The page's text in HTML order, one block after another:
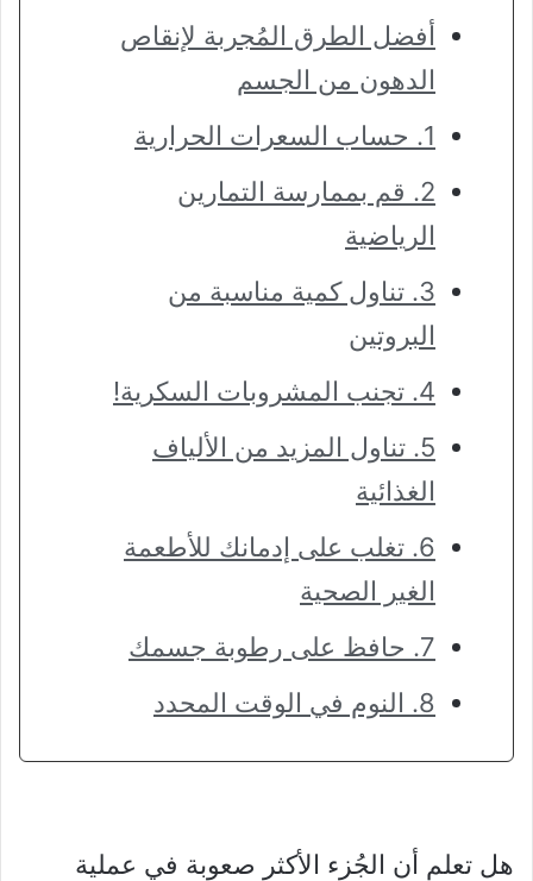
أفضل الطرق المُجربة لإنقاص
الدهون من الجسم
1. حساب السعرات الحرارية
2. قم بممارسة التمارين
الرياضية
3. تناول كمية مناسبة من
البروتين
4. تجنب المشروبات السكرية!
5. تناول المزيد من الألياف
الغذائية
6. تغلب على إدمانك للأطعمة
الغير الصحية
7. حافظ على رطوبة جسمك
8. النوم في الوقت المحدد
هل تعلم أن الجُزء الأكثر صعوبة في عملية